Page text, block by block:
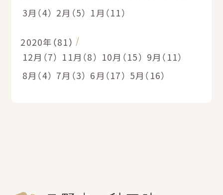
3月（4） 2月（5） 1月（11）
2020年（81）
12月（7） 11月（8） 10月（15） 9月（11）
8月（4） 7月（3） 6月（17） 5月（16）